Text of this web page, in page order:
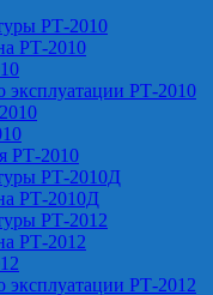
РТ-2010
РТ-2010
эксплуатации РТ-2010
РТ-2010
РТ-2010Д
РТ-2010Д
РТ-2012
РТ-2012
эксплуатации РТ-2012